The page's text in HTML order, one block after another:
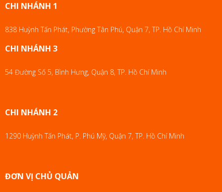
CHI NHÁNH 1
838 Huỳnh Tấn Phát, Phường Tân Phú, Quận 7, TP. Hồ Chí Minh
CHI NHÁNH 3
54 Đường Số 5, Bình Hưng, Quận 8, TP. Hồ Chí Minh
CHI NHÁNH 2
1290 Huỳnh Tấn Phát, P. Phú Mỹ, Quận 7, TP. Hồ Chí Minh
ĐƠN VỊ CHỦ QUẢN